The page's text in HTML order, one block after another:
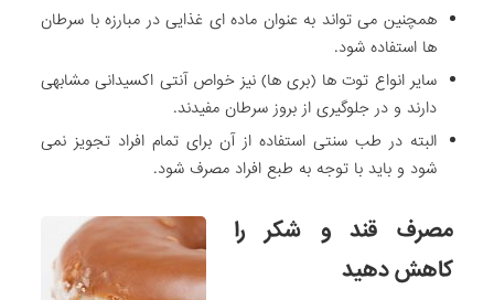
همچنین می تواند به عنوان ماده ای غذایی در مبارزه با سرطان
ها استفاده شود.
سایر انواع توت ها (بری ها) نیز خواص آنتی اکسیدانی مشابهی
دارند و در جلوگیری از بروز سرطان مفیدند.
البته در طب سنتی استفاده از آن برای تمام افراد تجویز نمی
شود و باید با توجه به طبع افراد مصرف شود.
مصرف قند و شکر را
کاهش دهید